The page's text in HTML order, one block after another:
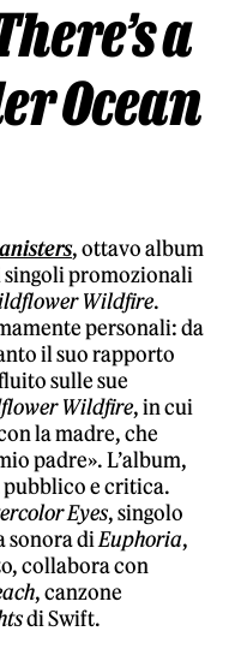
a
Ocean
, ottavo album
promozionali
Wildfire.
personali: da
il suo rapporto
sulle sue
Wildfire, in cui
la madre, che
padre». L’album,
e critica.
Eyes, singolo
sonora diEuphoria,
collabora con
, canzone
di Swift.